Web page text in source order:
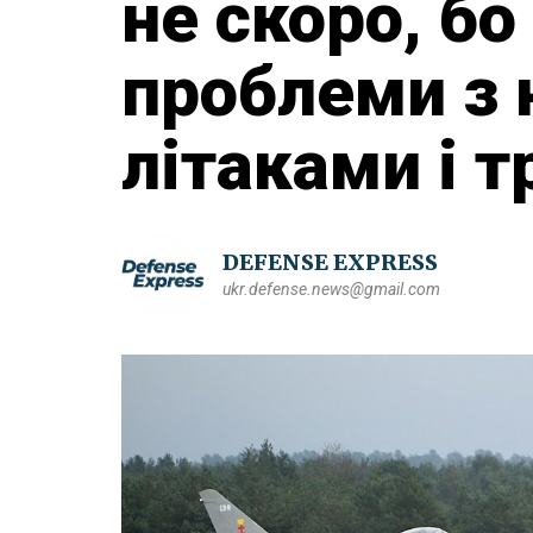
не скоро,
проблеми з
літаками і
DEFENSE EXPRESS
ukr.defense.news@gmail.com